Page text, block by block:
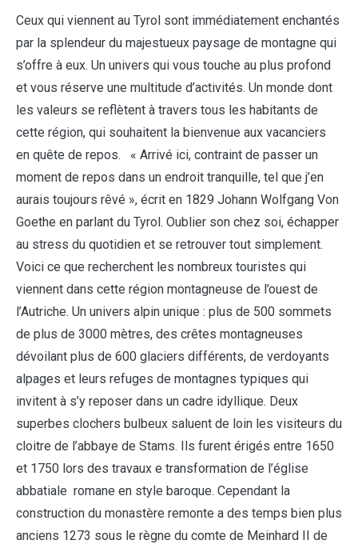
Ceux qui viennent au Tyrol sont immédiatement enchantés
par la splendeur du majestueux paysage de montagne qui
s’offre à eux. Un univers qui vous touche au plus profond
et vous réserve une multitude d’activités. Un monde dont
les valeurs se reflètent à travers tous les habitants de
cette région, qui souhaitent la bienvenue aux vacanciers
en quête de repos. « Arrivé ici, contraint de passer un
moment de repos dans un endroit tranquille, tel que j’en
aurais toujours rêvé », écrit en 1829 Johann Wolfgang Von
Goethe en parlant du Tyrol. Oublier son chez soi, échapper
au stress du quotidien et se retrouver tout simplement.
Voici ce que recherchent les nombreux touristes qui
viennent dans cette région montagneuse de l’ouest de
l’Autriche. Un univers alpin unique : plus de 500 sommets
de plus de 3000 mètres, des crêtes montagneuses
dévoilant plus de 600 glaciers différents, de verdoyants
alpages et leurs refuges de montagnes typiques qui
invitent à s’y reposer dans un cadre idyllique. Deux
superbes clochers bulbeux saluent de loin les visiteurs du
cloitre de l’abbaye de Stams. Ils furent érigés entre 1650
et 1750 lors des travaux e transformation de l’église
abbatiale romane en style baroque. Cependant la
construction du monastère remonte a des temps bien plus
anciens 1273 sous le règne du comte de Meinhard II de